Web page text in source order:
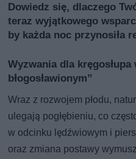
Dowiedz się, dlaczego
teraz wyjątkowego
by każda noc przynosiła
Wyzwania dla kręgosłupa
błogosławionym”
Wraz z rozwojem płodu,
ulegają pogłębieniu, co
w odcinku lędźwiowym i
oraz zmiana postawy